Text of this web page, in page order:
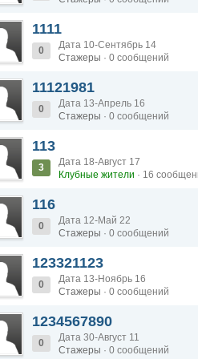
1111
0
Дата 10-Сентябрь 14
Стажеры · 0 сообщений
11121981
0
Дата 13-Апрель 16
Стажеры · 0 сообщений
113
3
Дата 18-Август 17
Клубные жители · 16
116
0
Дата 12-Май 22
Стажеры · 0 сообщений
123321123
0
Дата 13-Ноябрь 16
Стажеры · 0 сообщений
1234567890
0
Дата 30-Август 11
Стажеры · 0 сообщений